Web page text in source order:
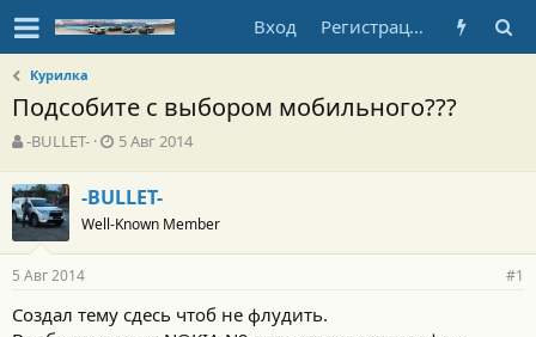
Вход Регистрация
Курилка
Подсобите с выбором мобильного???
А
т
о
р
т
е
м
ы
-BULLET-
Д
а
н
а
л
5 Авг 2014
-BULLET-
Well-Known Member
5 Авг 2014 #1
Создал тему сдесь чтоб не флудить.